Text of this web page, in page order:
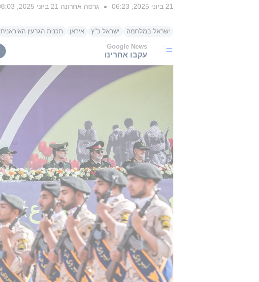
21 ביוני 2025, 06:23
■ גרסה אחרונה 21 ביוני 2025, 08:03
ישראל במלחמה ישראל כ"ץ איראן תכנית הגרעין האיראנית
Google News
עקבו אחרינו